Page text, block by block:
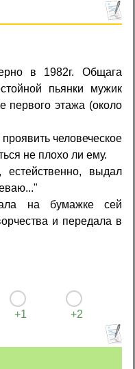
в 1982г. Общага
пьянки мужик
первого этажа (около
человеческое
не плохо ли ему.
выдал
на бумажке сей
и передала в
+1 +2